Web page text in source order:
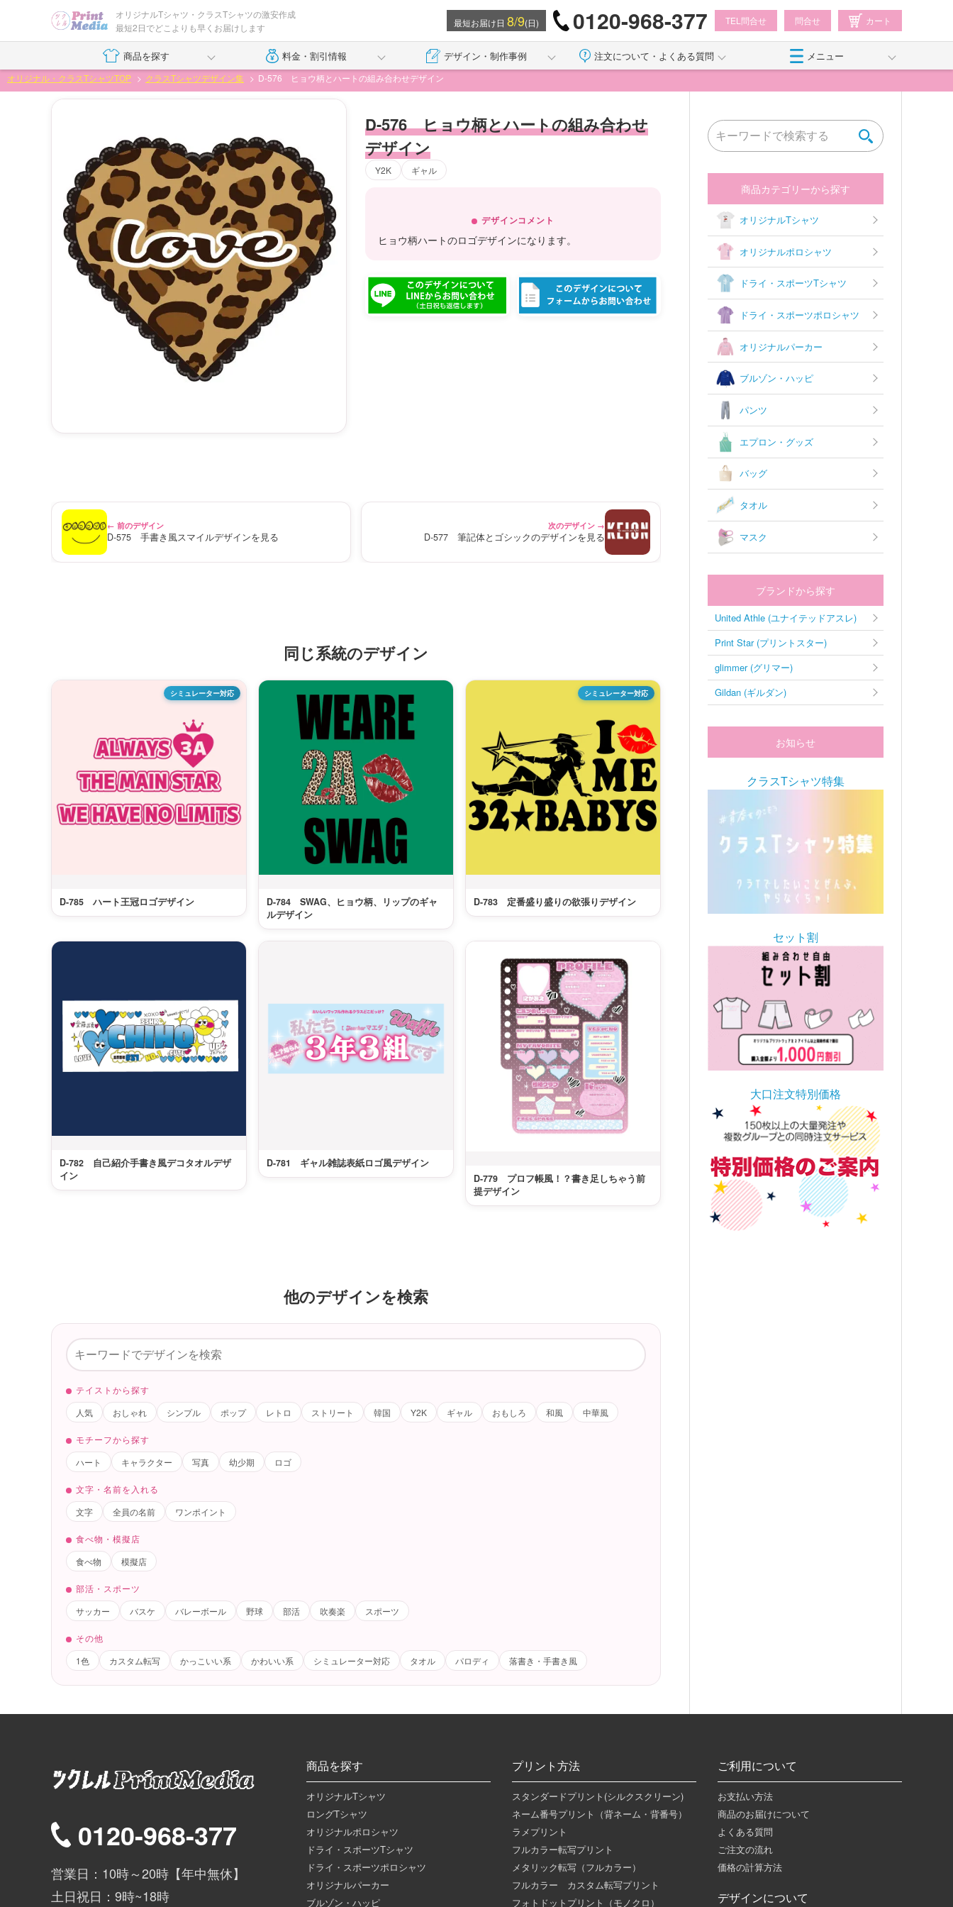
オリジナルTシャツ・クラスTシャツの激安作成
最短2日でどこよりも早くお届けします
最短お届け日8/9(日) 0120-968-377 TEL問合せ 問合せ カート
商品を探す 料金・割引情報 デザイン・制作事例 注文について・よくある質問 メニュー
オリジナル・クラスTシャツTOP クラスTシャツデザイン集 D-576 ヒョウ柄とハートの組み合わせデザイン
D-576 ヒョウ柄とハートの組み合わせ
デザイン
Y2K ギャル
デザインコメント
ヒョウ柄ハートのロゴデザインになります。
← 前のデザイン
D-575 手書き風スマイルデザインを見る
次のデザイン →
D-577 筆記体とゴシックのデザインを見る
同じ系統のデザイン
シミュレーター対応
D-785 ハート王冠ロゴデザイン
D-784 SWAG、ヒョウ柄、リップのギャ
ルデザイン
シミュレーター対応
D-783 定番盛り盛りの欲張りデザイン
D-782 自己紹介手書き風デコタオルデザ
イン
D-781 ギャル雑誌表紙ロゴ風デザイン
D-779 プロフ帳風！？書き足しちゃう前
提デザイン
他のデザインを検索
テイストから探す
人気
おしゃれ シンプル ポップ レトロ ストリート 韓国 Y2K ギャル おもしろ 和風 中華風
モチーフから探す
ハート
キャラクター 写真 幼少期 ロゴ
文字・名前を入れる
文字
全員の名前 ワンポイント
食べ物・模擬店
食べ物
模擬店
部活・スポーツ
サッカー
バスケ バレーボール 野球 部活 吹奏楽 スポーツ
その他
1色
カスタム転写 かっこいい系 かわいい系 シミュレーター対応 タオル パロディ 落書き・手書き風
商品カテゴリーから探す
オリジナルTシャツ
オリジナルポロシャツ
ドライ・スポーツTシャツ
ドライ・スポーツポロシャツ
オリジナルパーカー
ブルゾン・ハッピ
パンツ
エプロン・グッズ
バッグ
タオル
マスク
ブランドから探す
United Athle (ユナイテッドアスレ)
Print Star (プリントスター)
glimmer (グリマー)
Gildan (ギルダン)
お知らせ
クラスTシャツ特集
セット割
大口注文特別価格
0120-968-377
営業日：10時～20時【年中無休】
土日祝日：9時~18時
商品を探す
オリジナルTシャツ
ロングTシャツ
オリジナルポロシャツ
ドライ・スポーツTシャツ
ドライ・スポーツポロシャツ
オリジナルパーカー
ブルゾン・ハッピ
プリント方法
スタンダードプリント(シルクスクリーン)
ネーム番号プリント（背ネーム・背番号）
ラメプリント
フルカラー転写プリント
メタリック転写（フルカラー）
フルカラー カスタム転写プリント
フォトドットプリント（モノクロ）
ご利用について
お支払い方法
商品のお届けについて
よくある質問
ご注文の流れ
価格の計算方法
デザインについて